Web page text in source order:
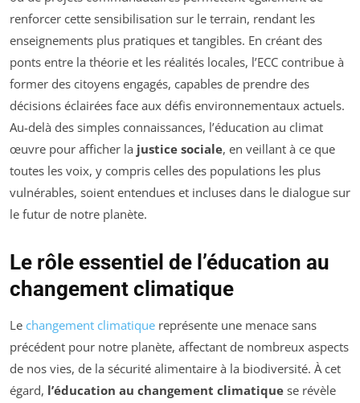
renforcer cette sensibilisation sur le terrain, rendant les
enseignements plus pratiques et tangibles. En créant des
ponts entre la théorie et les réalités locales, l’ECC contribue à
former des citoyens engagés, capables de prendre des
décisions éclairées face aux défis environnementaux actuels.
Au-delà des simples connaissances, l’éducation au climat
œuvre pour afficher la justice sociale, en veillant à ce que
toutes les voix, y compris celles des populations les plus
vulnérables, soient entendues et incluses dans le dialogue sur
le futur de notre planète.
Le rôle essentiel de l’éducation au
changement climatique
Le changement climatique représente une menace sans
précédent pour notre planète, affectant de nombreux aspects
de nos vies, de la sécurité alimentaire à la biodiversité. À cet
égard, l’éducation au changement climatique se révèle